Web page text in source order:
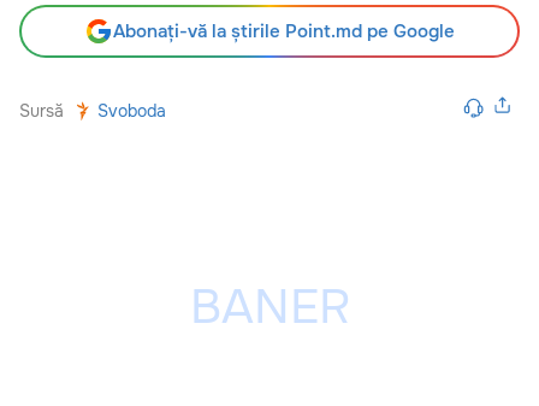
Abonați-vă la știrile Point.md pe Google
Sursă Svoboda